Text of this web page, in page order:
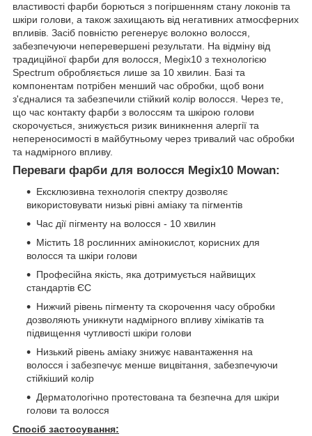
властивості фарби борються з погіршенням стану локонів та
шкіри голови, а також захищають від негативних атмосферних
впливів. Засіб повністю регенерує волокно волосся,
забезпечуючи неперевершені результати. На відміну від
традиційної фарби для волосся, Megix10 з технологією
Spectrum обробляється лише за 10 хвилин. Базі та
компонентам потрібен менший час обробки, щоб вони
з'єдналися та забезпечили стійкий колір волосся. Через те,
що час контакту фарби з волоссям та шкірою голови
скорочується, знижується ризик виникнення алергії та
непереносимості в майбутньому через тривалий час обробки
та надмірного впливу.
Переваги фарби для волосся Megix10 Mowan:
Ексклюзивна технологія спектру дозволяє
використовувати низькі рівні аміаку та пігментів
Час дії пігменту на волосся - 10 хвилин
Містить 18 рослинних амінокислот, корисних для
волосся та шкіри голови
Професійна якість, яка дотримується найвищих
стандартів ЄС
Нижчий рівень пігменту та скорочення часу обробки
дозволяють уникнути надмірного впливу хімікатів та
підвищення чутливості шкіри голови
Низький рівень аміаку знижує навантаження на
волосся і забезпечує менше вицвітання, забезпечуючи
стійкіший колір
Дерматологічно протестована та безпечна для шкіри
голови та волосся
Спосіб застосування: